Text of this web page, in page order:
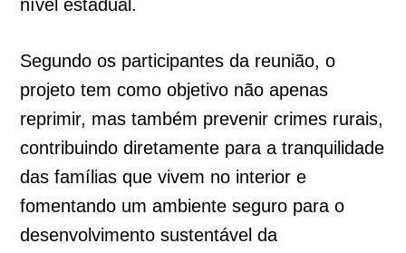
nível estadual.
Segundo os participantes da reunião, o
projeto tem como objetivo não apenas
reprimir, mas também prevenir crimes rurais,
contribuindo diretamente para a tranquilidade
das famílias que vivem no interior e
fomentando um ambiente seguro para o
desenvolvimento sustentável da